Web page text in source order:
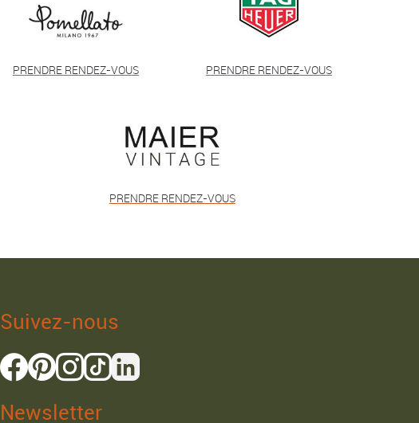
PRENDRE RENDEZ-VOUS PRENDRE RENDEZ-VOUS
PRENDRE RENDEZ-VOUS
Suivez-nous
Newsletter